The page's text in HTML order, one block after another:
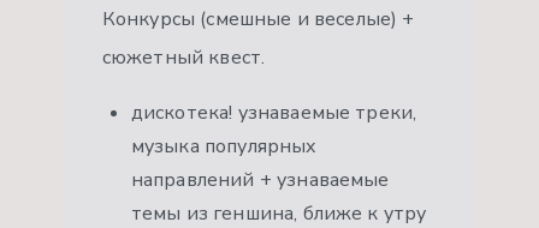
Конкурсы (смешные и веселые) +
сюжетный квест.
дискотека! узнаваемые треки,
музыка популярных
направлений + узнаваемые
темы из геншина, ближе к утру